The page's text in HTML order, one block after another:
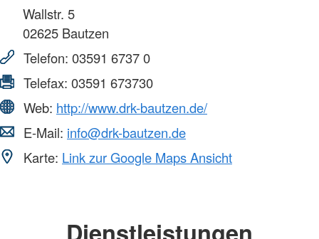
Wallstr. 5
02625 Bautzen
Telefon: 03591 6737 0
Telefax: 03591 673730
Web: http://www.drk-bautzen.de/
E-Mail: info@drk-bautzen.de
Karte: Link zur Google Maps Ansicht
Dienstleistungen